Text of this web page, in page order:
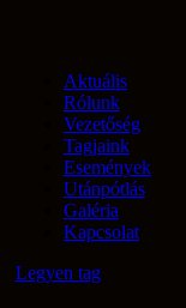
Aktuális
Rólunk
Vezetőség
Tagjaink
Események
Utánpótlás
Galéria
Kapcsolat
Legyen tag